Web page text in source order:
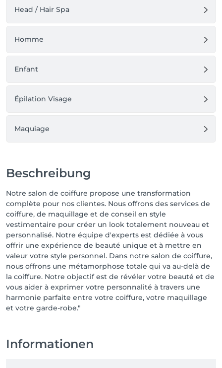
Head / Hair Spa
Homme
Enfant
Épilation Visage
Maquiage
Beschreibung
Notre salon de coiffure propose une transformation
complète pour nos clientes. Nous offrons des services de
coiffure, de maquillage et de conseil en style
vestimentaire pour créer un look totalement nouveau et
personnalisé. Notre équipe d'experts est dédiée à vous
offrir une expérience de beauté unique et à mettre en
valeur votre style personnel. Dans notre salon de coiffure,
nous offrons une métamorphose totale qui va au-delà de
la coiffure. Notre objectif est de révéler votre beauté et de
vous aider à exprimer votre personnalité à travers une
harmonie parfaite entre votre coiffure, votre maquillage
et votre garde-robe."
Informationen